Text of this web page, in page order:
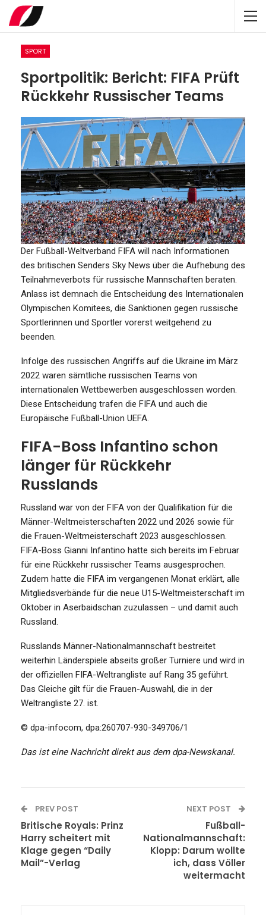
SPORT
Sportpolitik: Bericht: FIFA Prüft
Rückkehr Russischer Teams
Der Fußball-Weltverband FIFA will nach Informationen
des britischen Senders Sky News über die Aufhebung des
Teilnahmeverbots für russische Mannschaften beraten.
Anlass ist demnach die Entscheidung des Internationalen
Olympischen Komitees, die Sanktionen gegen russische
Sportlerinnen und Sportler vorerst weitgehend zu
beenden.
Infolge des russischen Angriffs auf die Ukraine im März
2022 waren sämtliche russischen Teams von
internationalen Wettbewerben ausgeschlossen worden.
Diese Entscheidung trafen die FIFA und auch die
Europäische Fußball-Union UEFA.
FIFA-Boss Infantino schon
länger für Rückkehr
Russlands
Russland war von der FIFA von der Qualifikation für die
Männer-Weltmeisterschaften 2022 und 2026 sowie für
die Frauen-Weltmeisterschaft 2023 ausgeschlossen.
FIFA-Boss Gianni Infantino hatte sich bereits im Februar
für eine Rückkehr russischer Teams ausgesprochen.
Zudem hatte die FIFA im vergangenen Monat erklärt, alle
Mitgliedsverbände für die neue U15-Weltmeisterschaft im
Oktober in Aserbaidschan zuzulassen – und damit auch
Russland.
Russlands Männer-Nationalmannschaft bestreitet
weiterhin Länderspiele abseits großer Turniere und wird in
der offiziellen FIFA-Weltrangliste auf Rang 35 geführt.
Das Gleiche gilt für die Frauen-Auswahl, die in der
Weltrangliste 27. ist.
© dpa-infocom, dpa:260707-930-349706/1
Das ist eine Nachricht direkt aus dem dpa-Newskanal.
PREV POST
Britische Royals: Prinz
Harry scheitert mit
Klage gegen “Daily
Mail”-Verlag
NEXT POST
Fußball-
Nationalmannschaft:
Klopp: Darum wollte
ich, dass Völler
weitermacht